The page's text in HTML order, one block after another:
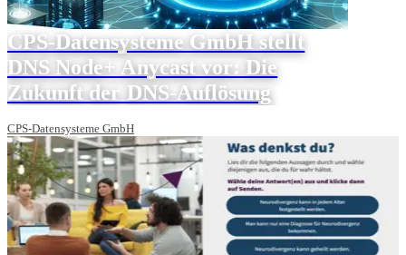
CPS-Datensysteme GmbH stellt
DNS Node+ Anycast vor: Die
Zukunft der DNS-Auflösung
CPS-Datensysteme GmbH